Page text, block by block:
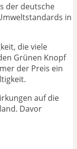
der deutsche
in
die viele
Grünen Knopf
der Preis ein
auf die
Davor